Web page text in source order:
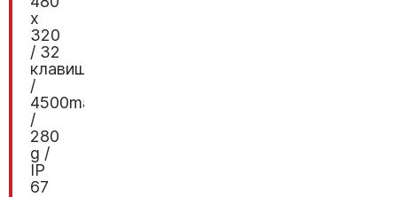
x
320
/ 32
клавиши
/
4500mah
/
280
g /
IP
67